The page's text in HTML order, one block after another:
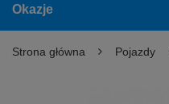
Okazje
Strona główna Pojazdy